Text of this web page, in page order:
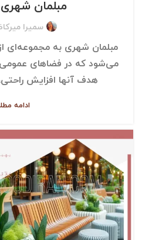
مبلمان
سمیرا
مبلمان شهری به مجموعه‌ای
می‌شود که در فضاهای
هدف آنها افزایش
ادامه